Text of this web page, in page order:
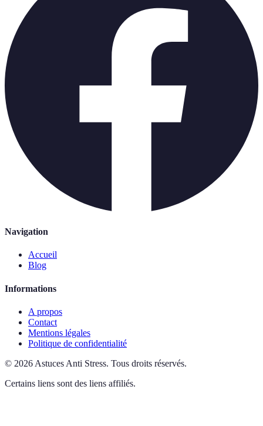
Navigation
Accueil
Blog
Informations
A propos
Contact
Mentions légales
Politique de confidentialité
© 2026 Astuces Anti Stress. Tous droits réservés.
Certains liens sont des liens affiliés.